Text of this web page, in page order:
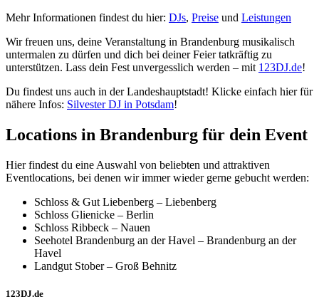
Mehr Informationen findest du hier: DJs, Preise und Leistungen
Wir freuen uns, deine Veranstaltung in Brandenburg musikalisch
untermalen zu dürfen und dich bei deiner Feier tatkräftig zu
unterstützen. Lass dein Fest unvergesslich werden – mit 123DJ.de!
Du findest uns auch in der Landeshauptstadt! Klicke einfach hier für
nähere Infos: Silvester DJ in Potsdam!
Locations in Brandenburg für dein Event
Hier findest du eine Auswahl von beliebten und attraktiven
Eventlocations, bei denen wir immer wieder gerne gebucht werden:
Schloss & Gut Liebenberg – Liebenberg
Schloss Glienicke – Berlin
Schloss Ribbeck – Nauen
Seehotel Brandenburg an der Havel – Brandenburg an der
Havel
Landgut Stober – Groß Behnitz
123DJ.de